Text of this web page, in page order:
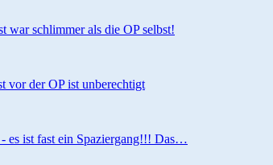
war schlimmer als die OP selbst!
vor der OP ist unberechtigt
es ist fast ein Spaziergang!!! Das…